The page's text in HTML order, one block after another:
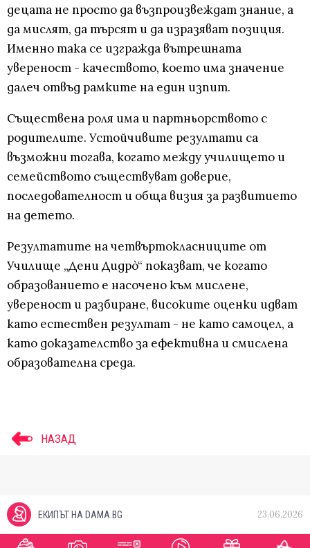
децата не просто да възпроизвеждат знание, а
да мислят, да търсят и да изразяват позиция.
Именно така се изгражда вътрешната
увереност - качеството, което има значение
далеч отвъд рамките на един изпит.
Съществена роля има и партньорството с
родителите. Устойчивите резултати са
възможни тогава, когато между училището и
семейството съществуват доверие,
последователност и обща визия за развитието
на детето.
Резултатите на четвъртокласниците от
Училище „Дени Дидрò“ показват, че когато
образованието е насочено към мислене,
увереност и разбиране, високите оценки идват
като естествен резултат - не като самоцел, а
като доказателство за ефективна и смислена
образователна среда.
НАЗАД
ЕКИПЪТ НА DAMA.BG 23.06.2026